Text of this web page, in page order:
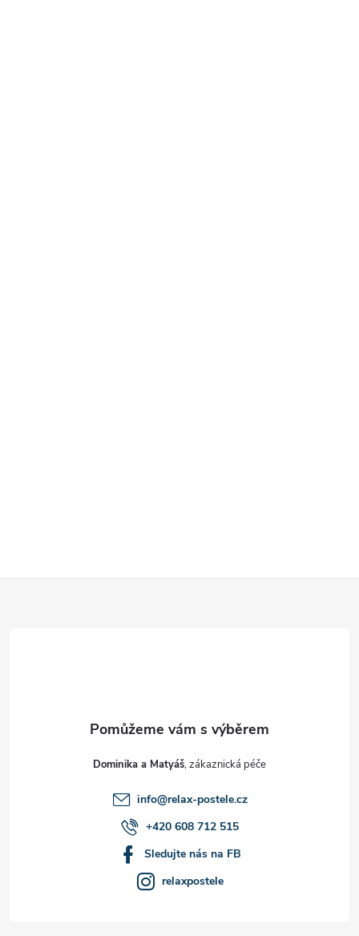
Dominika a Matyáš
info@relax-postele.cz
+420 608 712 515
Sledujte nás na FB
relaxpostele